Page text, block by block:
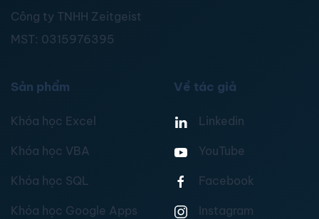
Công ty TNHH Zeitgeist
MST: 0315976395
Sản phẩm
Khóa học Excel
Khóa học VBA
Khóa học SQL
Khóa học Google Apps
Về tác giả
Linkedin
YouTube
Facebook
Instagram